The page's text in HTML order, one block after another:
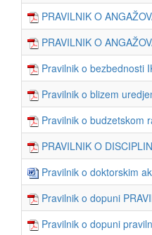
PRAVILNIK O
PRAVILNIK O
Pravilnik o bezbednosti
Pravilnik o blizem
Pravilnik o budzetskom
PRAVILNIK O
Pravilnik o doktorskim
Pravilnik o dopuni
Pravilnik o dopuni